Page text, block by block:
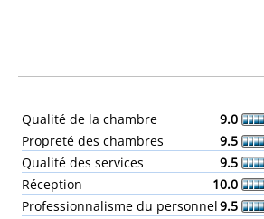
Qualité de la chambre
9.0
Propreté des chambres
9.5
Qualité des services
9.5
Réception
10.0
Professionnalisme du personnel9.5